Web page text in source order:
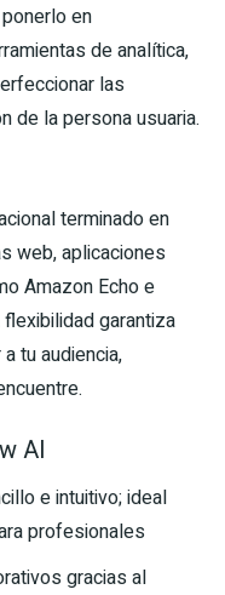
en
de analítica,
las
de la persona usuaria.
terminado en
web, aplicaciones
Amazon Echo e
garantiza
tu audiencia,
AI
e intuitivo; ideal
profesionales
gracias al